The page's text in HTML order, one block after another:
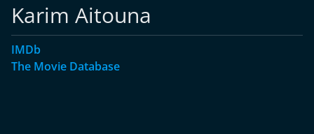
Karim Aitouna
IMDb
The Movie Database